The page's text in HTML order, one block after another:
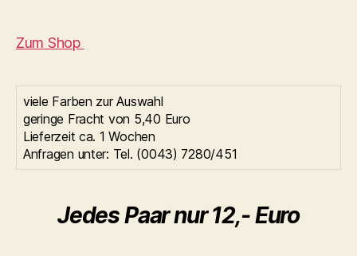
Zum Shop
viele Farben zur Auswahl
geringe Fracht von 5,40 Euro
Lieferzeit ca. 1 Wochen
Anfragen unter: Tel. (0043) 7280/451
Jedes Paar nur 12,- Euro